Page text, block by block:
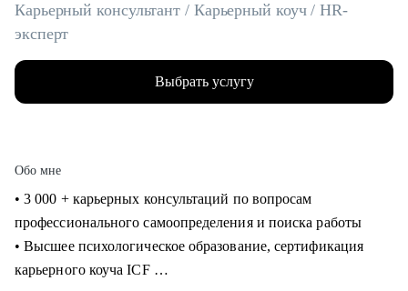
Карьерный консультант / Карьерный коуч / HR-
эксперт
Выбрать услугу
Обо мне
• 3 000 + карьерных консультаций по вопросам
профессионального самоопределения и поиска работы
• Высшее психологическое образование, сертификация
карьерного коуча ICF